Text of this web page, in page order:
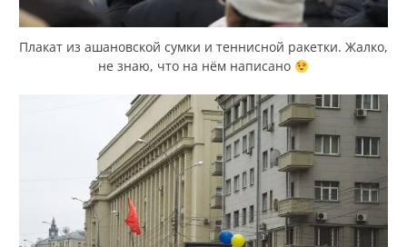
Плакат из ашановской сумки и теннисной ракетки. Жалко,
не знаю, что на нём написано